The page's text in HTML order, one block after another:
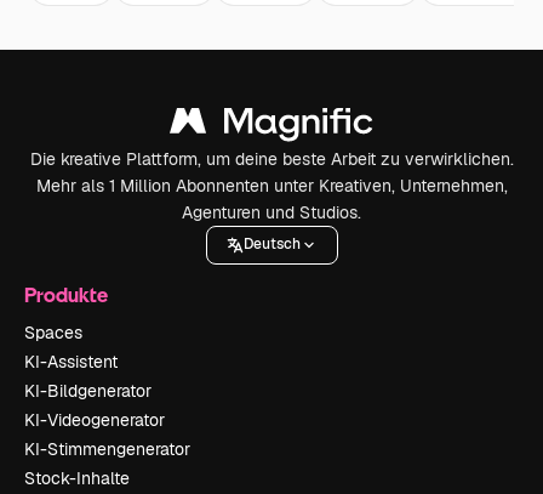
Die kreative Plattform, um deine beste Arbeit zu verwirklichen.
Mehr als 1 Million Abonnenten unter Kreativen, Unternehmen,
Agenturen und Studios.
Deutsch
Produkte
Spaces
KI-Assistent
KI-Bildgenerator
KI-Videogenerator
KI-Stimmengenerator
Stock-Inhalte